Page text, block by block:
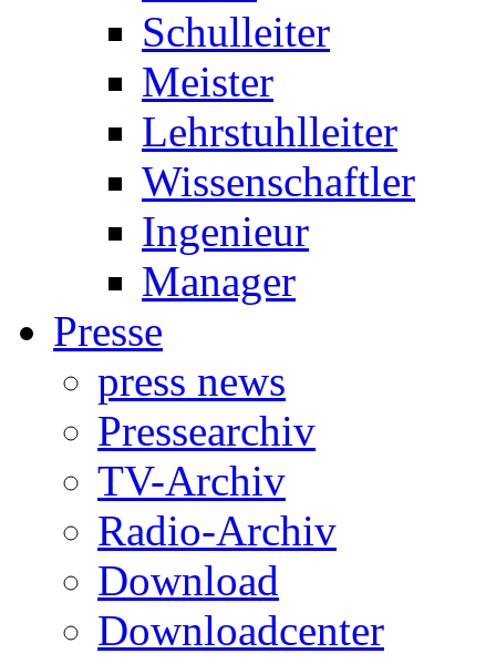
Schulleiter
Meister
Lehrstuhlleiter
Wissenschaftler
Ingenieur
Manager
Presse
press news
Pressearchiv
TV-Archiv
Radio-Archiv
Download
Downloadcenter